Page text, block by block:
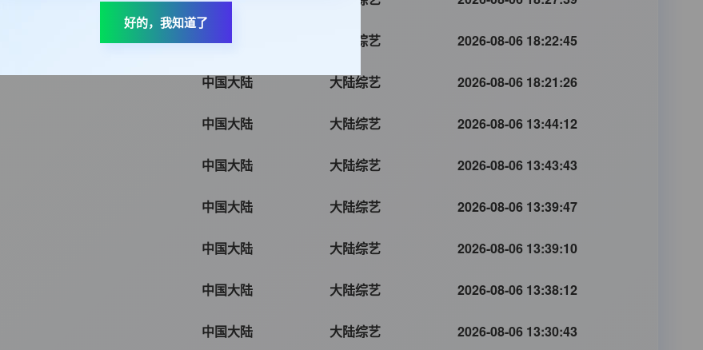
中国大陆 大陆综艺 2026-08-06 18:22:45
中国大陆 大陆综艺 2026-08-06 18:21:26
中国大陆 大陆综艺 2026-08-06 13:44:12
中国大陆 大陆综艺 2026-08-06 13:43:43
中国大陆 大陆综艺 2026-08-06 13:39:47
中国大陆 大陆综艺 2026-08-06 13:39:10
中国大陆 大陆综艺 2026-08-06 13:38:12
中国大陆 大陆综艺 2026-08-06 13:30:43
好的，我知道了